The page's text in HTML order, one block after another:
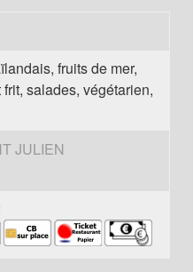
fruits de mer,
salades, végétarien,
JULIEN